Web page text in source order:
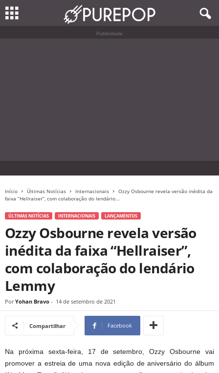
Publicidade
Início Últimas Notícias Internacionais
Ozzy Osbourne revela versão inédita da
faixa “Hellraiser”, com colaboração do lendário...
ÚLTIMAS NOTÍCIAS INTERNACIONAIS LANÇAMENTOS
Ozzy Osbourne revela versão
inédita da faixa “Hellraiser”,
com colaboração do lendário
Lemmy
Por Yohan Bravo - 14 de setembro de 2021
Compartilhar Facebook
Na próxima sexta-feira, 17 de setembro, Ozzy Osbourne vai
promover a estreia de uma nova edição de aniversário do álbum